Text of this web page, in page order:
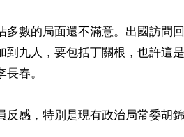
數的局面還不滿意。出國訪問
九人，要包括丁關根，也許這
春。
反感，特別是現有政治局常委胡錦